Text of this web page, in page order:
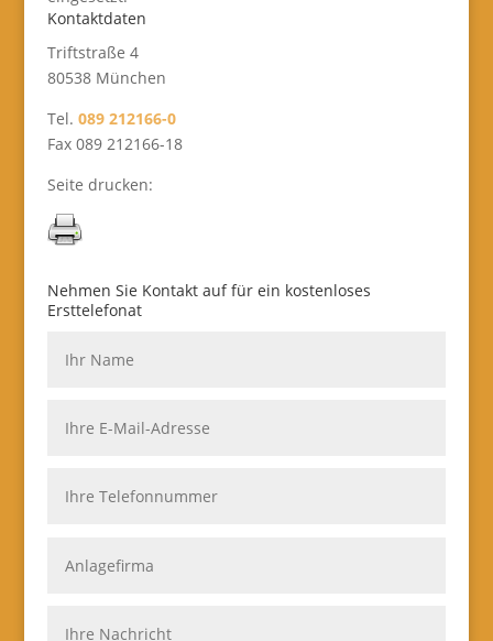
Kontaktdaten
Triftstraße 4
80538 München
Tel. 089 212166-0
Fax 089 212166-18
Seite drucken:
Nehmen Sie Kontakt auf für ein kostenloses
Ersttelefonat